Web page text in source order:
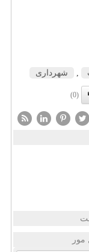
شهرداری
(0)